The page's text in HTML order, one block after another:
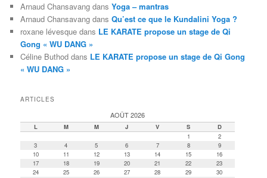
Arnaud Chansavang dansYoga – mantras
Arnaud Chansavang dansQu’est ce que le Kundalini Yoga ?
roxane lévesque dans LE KARATE propose un stage de Qi
Gong « WU DANG »
Céline Buthod dans LE KARATE propose un stage de Qi Gong
« WU DANG »
ARTICLES
AOÛT 2026
L M M J V S
D
1
2
3
4 5 6 7 8
9
10
11 12 13 14 15
16
17
18 19 20 21 22
23
24
25 26 27 28 29
30